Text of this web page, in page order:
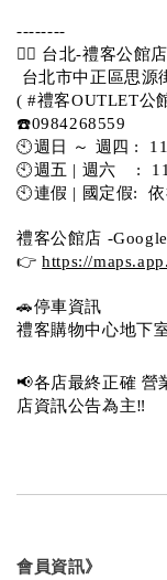
--------
💁‍♀️ 台北-禮客公館
台北市中正區思源
( #禮客OUTLET公
☎️0984268559
🕙週日 ～ 週四 :
🕙週五 | 週六    :
🕙連假 | 國定假:
禮客公館店 -
👉 https://
🚗停車資訊
禮客購物中心地下
📢各店最終正確 營
店資訊公告為主‼️
會員資訊》